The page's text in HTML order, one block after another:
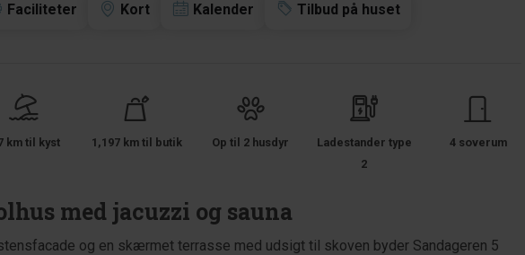
Faciliteter Kort Kalender Tilbud på huset
km til kyst 1,197 km til butik Op til 2 husdyr
Ladestander type
2
4 soverum
med jacuzzi og sauna
og en skærmet terrasse med udsigt til skoven byder Sandageren 5